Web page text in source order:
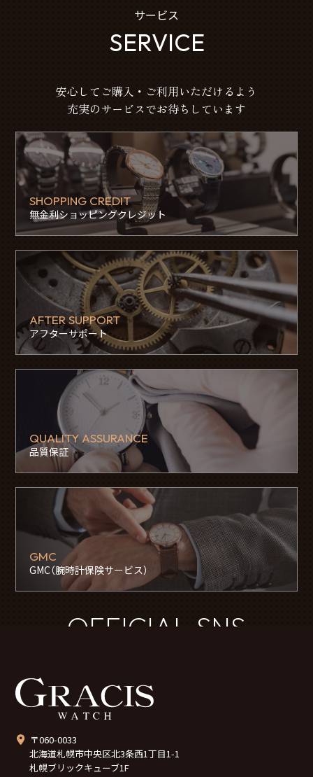
サービス
SERVICE
安心してご購入・ご利用いただけるよう
充実のサービスでお待ちしています
SHOPPING CREDIT
無金利ショッピングクレジット
AFTER SUPPORT
アフターサポート
QUALITY ASSURANCE
品質保証
GMC
GMC（腕時計保険サービス）
OFFICIAL SNS
〒060-0033
北海道札幌市中央区北3条西1丁目1-1
札幌ブリックキューブ1F